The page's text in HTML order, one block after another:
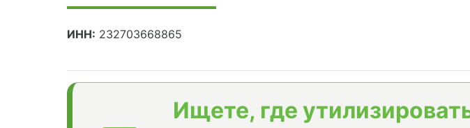
ИНН: 232703668865
Ищете, где